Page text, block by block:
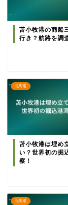
苫小牧港の商船
行き？航路を調
北海道
苫小牧港は埋め
い？世界初の掘
察！
北海道